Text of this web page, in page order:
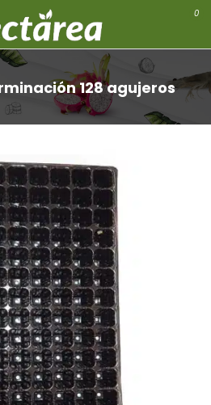
0
128 agujeros